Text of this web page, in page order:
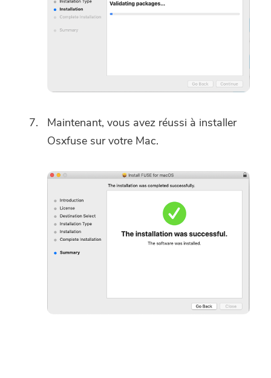
Maintenant, vous avez réussi à installer
Osxfuse sur votre Mac.